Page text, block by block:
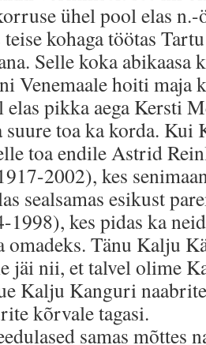
ühel pool elas n.-
kohaga töötas
Selle koka abikaasa
Venemaale hoiti maja
elas pikka aega Kersti
suure toa ka korda. Kui
toa endile Astrid
2002), kes
sealsamas esikust
1998), kes pidas ka
omadeks. Tänu Kalju
jäi nii, et talvel olime
Kalju Kanguri
kõrvale tagasi.
samas mõttes